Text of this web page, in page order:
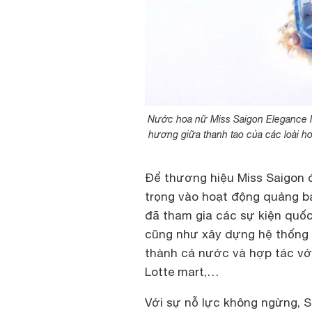
Nước hoa nữ Miss Saigon
hương giữa thanh tao của các loài
Để thương hiệu Miss Saigon
trọng vào hoạt động quảng
đã tham gia các sự kiện
cũng như xây dựng hệ
thành cả nước và hợp tác
Lotte mart,…
Với sự nỗ lực không ngừng,